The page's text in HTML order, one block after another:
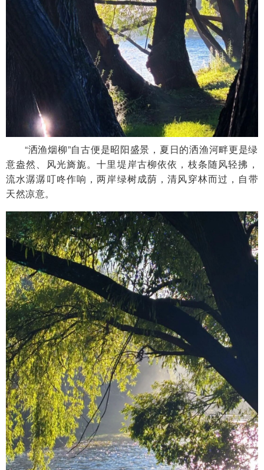
“洒渔烟柳”自古便是昭阳盛景，夏日的洒渔河畔更是绿
意盎然、风光旖旎。十里堤岸古柳依依，枝条随风轻拂，
流水潺潺叮咚作响，两岸绿树成荫，清风穿林而过，自带
天然凉意。